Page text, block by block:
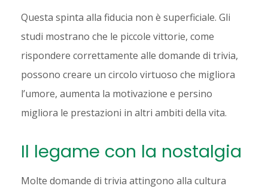
Questa spinta alla fiducia non è superficiale. Gli
studi mostrano che le piccole vittorie, come
rispondere correttamente alle domande di trivia,
possono creare un circolo virtuoso che migliora
l’umore, aumenta la motivazione e persino
migliora le prestazioni in altri ambiti della vita.
Il legame con la nostalgia
Molte domande di trivia attingono alla cultura